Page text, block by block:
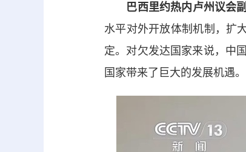
巴西里约热内卢州议会
水平对外开放体制机制，扩
定。对欠发达国家来说，中
国家带来了巨大的发展机遇。